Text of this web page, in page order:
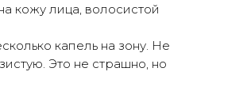
кожу лица, волосистой
капель на зону. Не
Это не страшно, но